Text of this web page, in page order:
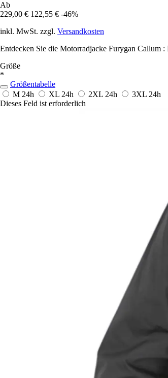
Ab
229,00 € 122,55 € -46%
inkl. MwSt. zzgl. Versandkosten
Entdecken Sie die Motorradjacke Furygan Callum
Größe
*
Größentabelle
M 24h XL 24h 2XL 24h 3XL 24h
Dieses Feld ist erforderlich